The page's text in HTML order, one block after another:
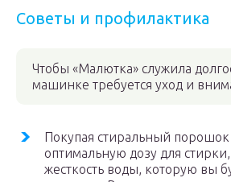
Советы и профилактика
Чтобы «Малютка» служила
машинке требуется уход и
Покупая стиральный порошок
оптимальную дозу для
жесткость воды, которую вы